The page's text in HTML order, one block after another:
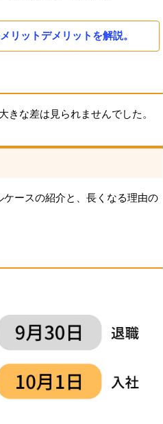
リットデメリットを解説。
な差は見られませんでした。
ースの紹介と、長くなる理由の